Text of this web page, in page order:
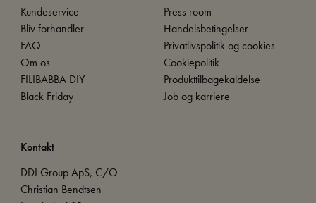
Kundeservice
Bliv forhandler
FAQ
Om os
FILIBABBA DIY
Black Friday
Press room
Handelsbetingelser
Privatlivspolitik og cookies
Cookiepolitik
Produkttilbagekaldelse
Job og karriere
Kontakt
DDI Group ApS, C/O
Christian Bendtsen